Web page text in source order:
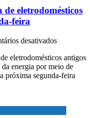
eletrodomésticos
feira
desativadosem
da
Copel
para
eletrodomésticos antigos
energia por meio de
próxima segunda-feira